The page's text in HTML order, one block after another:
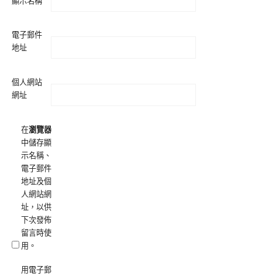
電子郵件
地址
個人網站
網址
在瀏覽器
中儲存顯
示名稱、
電子郵件
地址及個
人網站網
址，以供
下次發佈
留言時使
用。
用電子郵